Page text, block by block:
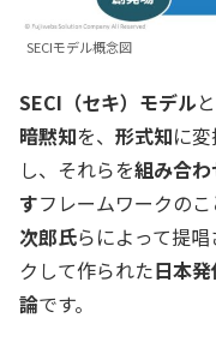
SECIモデル概念図
SECI（セキ）モデル
暗黙知を、 形式知に
し、それらを組み合わ
すフレームワークの
次郎氏らによって提
クして作られた日本
論です。